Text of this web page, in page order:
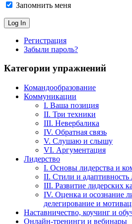
Запомнить меня
Регистрация
Забыли пароль?
Категории упражнений
Командообразование
Коммуникации
I. Ваша позиция
II. Три техники
III. Невербалика
IV. Обратная связь
V. Слушаю и слышу
VI. Аргументация
Лидерство
I. Основы лидерства и
II. Стили и адаптивность
III. Развитие лидерских
IV. Оценка и осознание
делегирование и
Наставничество, коучинг и
Онлайн-тренинги и вебинары